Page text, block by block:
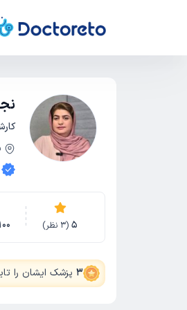
5
(
3 نظر)
3 پزشک ایشان را